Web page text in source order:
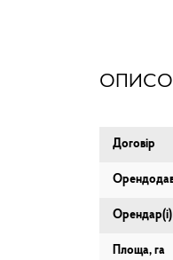
Договір
Орендар(і)
Площа, га